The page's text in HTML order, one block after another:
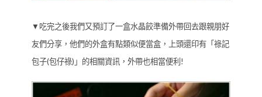
▼吃完之後我們又預訂了一盒水晶餃準備外帶回去跟親朋好
友們分享，他們的外盒有點類似便當盒，上頭還印有「祿記
包子(包仔祿)」的相關資訊，外帶也相當便利!